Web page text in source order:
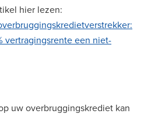
hier lezen:
vertragingsrente een niet-
uw overbruggingskrediet kan